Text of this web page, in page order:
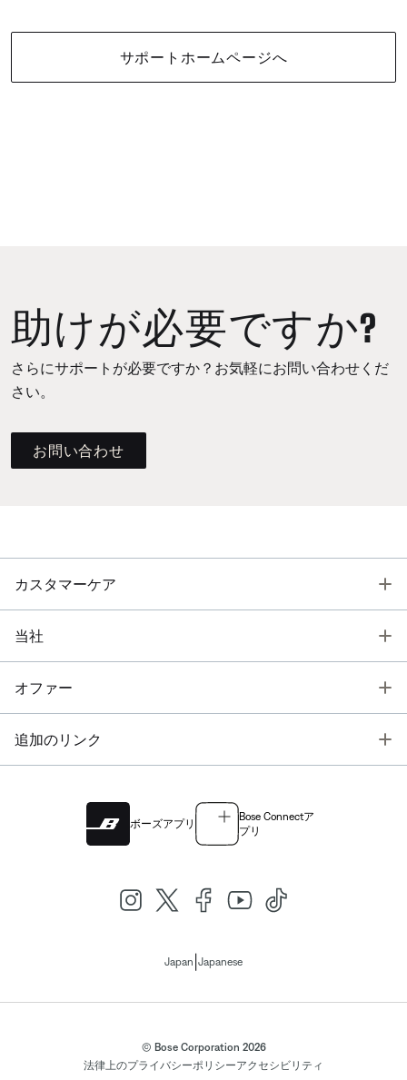
サポートホームページへ
助けが必要ですか?
さらにサポートが必要ですか？お気軽にお問い合わせくだ
さい。
お問い合わせ
カスタマーケア
当社
オファー
追加のリンク
ボーズアプリ
Bose Connectア
プリ
Japan Japanese
© Bose Corporation 2026
法律上のプライバシーポリシーアクセシビリティ